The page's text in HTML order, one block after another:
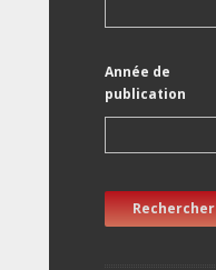
Année de
publication
Rechercher